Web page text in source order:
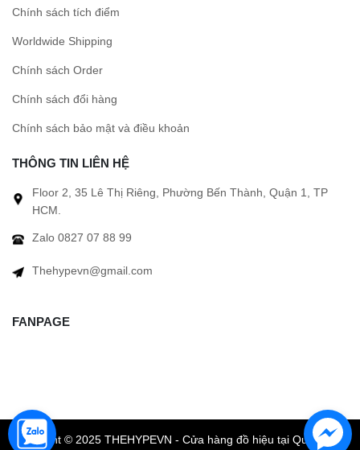
Chính sách tích điểm
Worldwide Shipping
Chính sách Order
Chính sách đổi hàng
Chính sách bảo mật và điều khoản
THÔNG TIN LIÊN HỆ
Floor 2, 35 Lê Thị Riêng, Phường Bến Thành, Quận 1, TP
HCM.
Zalo 0827 07 88 99
Thehypevn@gmail.com
FANPAGE
Copyright © 2025 THEHYPEVN - Cửa hàng đồ hiệu tại Quận 1 TP